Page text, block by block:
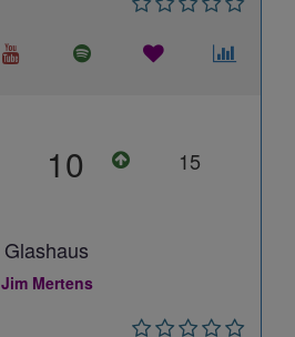
10 15
Glashaus
Jim Mertens